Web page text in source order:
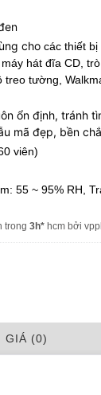
cho các thiết
hát đĩa CD,
treo tường,
ổn định, tránh
mã đẹp, bền
viên)
55 ~ 95% RH,
trong 3h* hcm bởi
GIÁ (0)